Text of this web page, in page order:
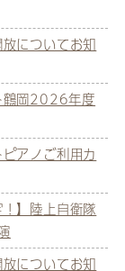
についてお知
鶴岡2026年度
アノご利用カ
！】陸上自衛隊
についてお知